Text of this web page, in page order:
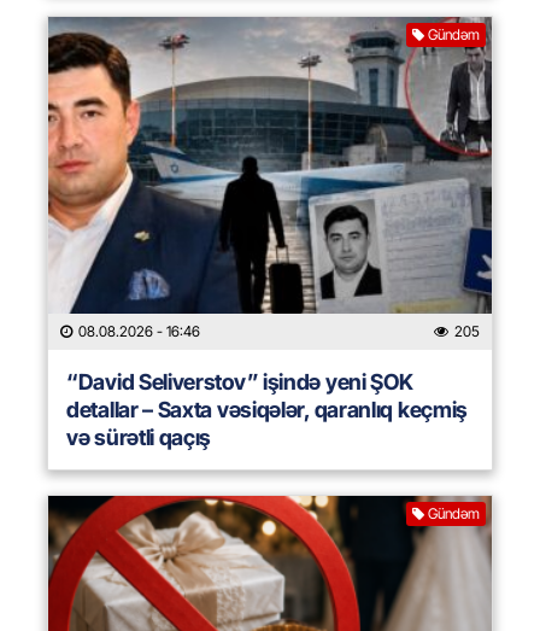
Gündəm
08.08.2026 - 16:46 205
“David Seliverstov” işində yeni ŞOK
detallar – Saxta vəsiqələr, qaranlıq keçmiş
və sürətli qaçış
Gündəm